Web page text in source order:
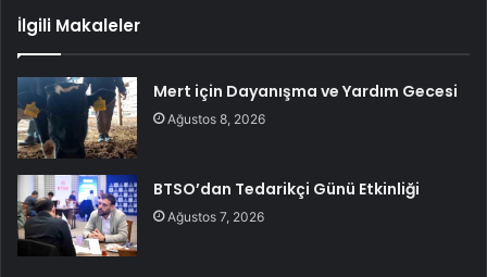
İlgili Makaleler
Mert için Dayanışma ve Yardım Gecesi
Ağustos 8, 2026
BTSO’dan Tedarikçi Günü Etkinliği
Ağustos 7, 2026